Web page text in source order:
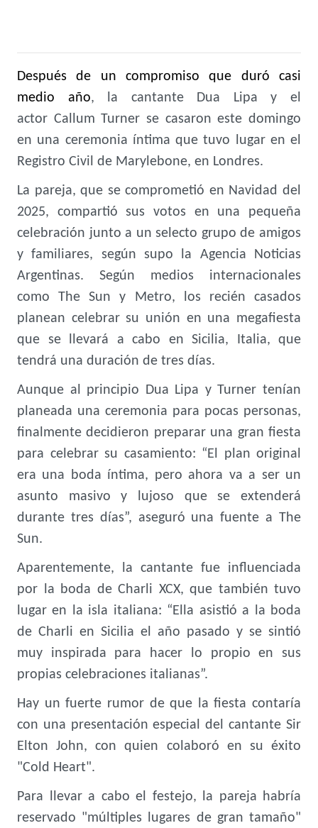
Después de un compromiso que duró casi
medio año, la cantante Dua Lipa y el
actor Callum Turner se casaron este domingo
en una ceremonia íntima que tuvo lugar en el
Registro Civil de Marylebone, en Londres.
La pareja, que se comprometió en Navidad del
2025, compartió sus votos en una pequeña
celebración junto a un selecto grupo de amigos
y familiares, según supo la Agencia Noticias
Argentinas. Según medios internacionales
como The Sun y Metro, los recién casados
planean celebrar su unión en una megafiesta
que se llevará a cabo en Sicilia, Italia, que
tendrá una duración de tres días.
Aunque al principio Dua Lipa y Turner tenían
planeada una ceremonia para pocas personas,
finalmente decidieron preparar una gran fiesta
para celebrar su casamiento: “El plan original
era una boda íntima, pero ahora va a ser un
asunto masivo y lujoso que se extenderá
durante tres días”, aseguró una fuente a The
Sun.
Aparentemente, la cantante fue influenciada
por la boda de Charli XCX, que también tuvo
lugar en la isla italiana: “Ella asistió a la boda
de Charli en Sicilia el año pasado y se sintió
muy inspirada para hacer lo propio en sus
propias celebraciones italianas”.
Hay un fuerte rumor de que la fiesta contaría
con una presentación especial del cantante Sir
Elton John, con quien colaboró en su éxito
"Cold Heart".
Para llevar a cabo el festejo, la pareja habría
reservado "múltiples lugares de gran tamaño"